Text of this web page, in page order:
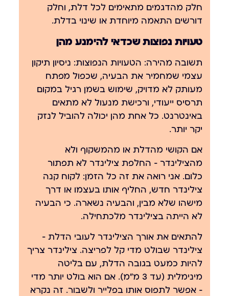
חלק מהדגמים מתאימים לכל דלת, וחלק
דורשים התאמה מיוחדת או שינוי בדלת.
טעויות נפוצות שכדאי להימנע מהן
תשובה מהירה: הטעויות הנפוצות: ניסיון תיקון
עצמי שמחמיר את הבעיה, שכפול מפתח
מעותק לא מדויק, שימוש בשמן רגיל במקום
תרסיס ייעודי, ורכישת מנעול לא מתאים
באינטרנט. כל אחת מהן יכולה להוביל לנזק
יקר יותר.
אם הקושי מהדלת או מהמשקוף ולא
מהצילינדר — החלפת צילינדר לא תפתור
כלום. אני רואה את זה כל הזמן: לקוח קנה
צילינדר חדש, החליף אותו בעצמו או דרך
מישהו שלא מבין, והבעיה נשארה. כי הבעיה
לא הייתה בצילינדר מלכתחילה.
להתאים את אורך הצילינדר לעובי הדלת —
צילינדר שבולט מדי קל לפריצה. צילינדר צריך
להיות כמעט בגובה הדלת, עם בליטה
מינימלית (עד 3 מ"מ). אם הוא בולט יותר מדי
— אפשר לתפוס אותו בפלייר ולשבור. זה נקרא